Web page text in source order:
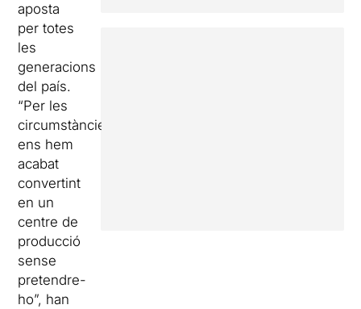
aposta
per totes
les
generacions
del país.
“Per les
circumstàncies,
ens hem
acabat
convertint
en un
centre de
producció
sense
pretendre-
ho”, han